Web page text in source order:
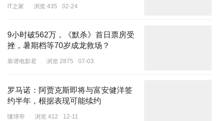
IT之家 浏览 435 02-24
9小时破562万，《默杀》首日票房受
挫，暑期档等70岁成龙救场？
靠谱电影君 浏览 2875 07-03
罗马诺：阿贾克斯即将与富安健洋签
约半年，根据表现可能续约
懂球帝 浏览 412 12-11